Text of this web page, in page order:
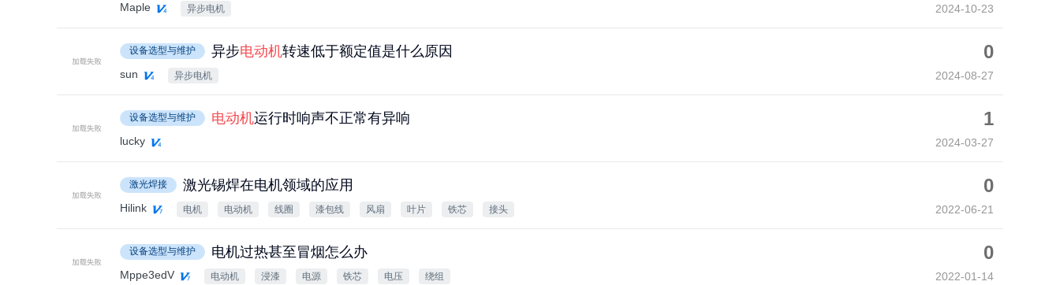
Maple 异步电机 2024-10-23
设备选型与维护 异步电动机转速低于额定值是什么原因 0
sun 异步电机 2024-08-27
设备选型与维护 电动机运行时响声不正常有异响 1
lucky 2024-03-27
激光焊接 激光锡焊在电机领域的应用 0
Hilink 电机 电动机 线圈 漆包线 风扇 叶片 铁芯 接头 2022-06-21
设备选型与维护 电机过热甚至冒烟怎么办 0
Mppe3edV 电动机 浸漆 电源 铁芯 电压 绕组 2022-01-14